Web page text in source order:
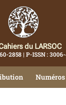
du LARSOC
2858 | P-ISSN :
Numéros